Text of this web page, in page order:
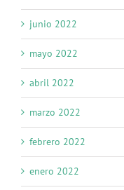
junio 2022
mayo 2022
abril 2022
marzo 2022
febrero 2022
enero 2022